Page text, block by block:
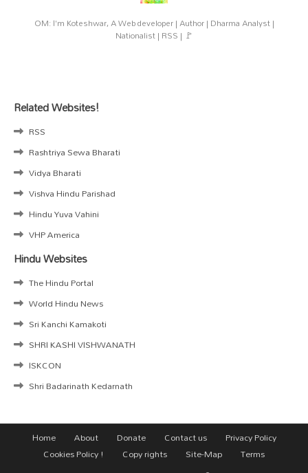
OM: I'm Koteshwar, A Web developer | Author | Dharma Analyst |
Nationalist | RSS | 🚩
Related Websites!
RSS
Rashtriya Sewa Bharati
Vidya Bharati
Vishva Hindu Parishad
Hindu Yuva Vahini
VHP America
Hindu Websites
The Hindu Portal
World Hindu News
Sri Kanchi Kamakoti
SHRI KASHI VISHWANATH
ISKCON
Shri Badarinath Kedarnath
Home About Donate Contact us
Privacy Policy
Cookies Policy !
Copy rights Site-Map Terms